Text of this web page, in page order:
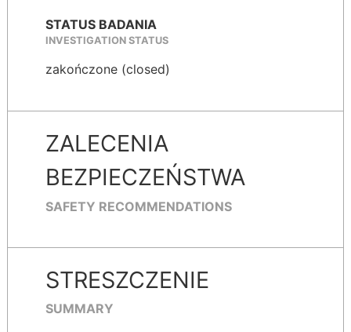
STATUS BADANIA
INVESTIGATION STATUS
zakończone (closed)
ZALECENIA
BEZPIECZEŃSTWA
SAFETY RECOMMENDATIONS
STRESZCZENIE
SUMMARY